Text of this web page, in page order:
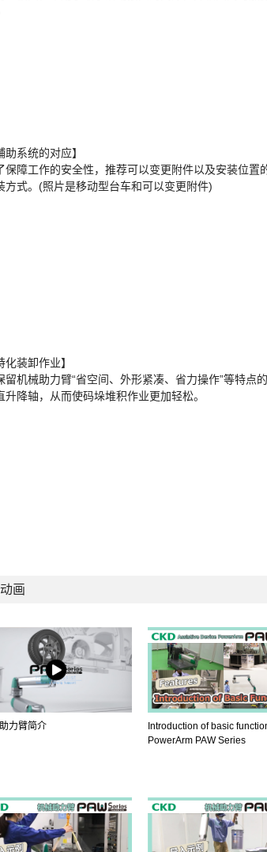
助系统的对应】
保障工作的安全性，推荐可以变更附件以及安装位置
方式。(照片是移动型台车和可以变更附件)
化装卸作业】
留机械助力臂“省空间、外形紧凑、省力操作”等特点
升降轴，从而使码垛堆积作业更加轻松。
画
力臂简介
Introduction of basic
PowerArm PAW Series